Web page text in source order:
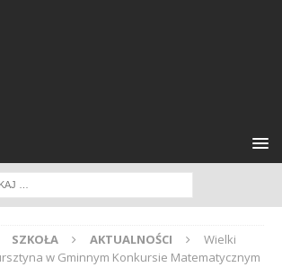
SZKOŁA AKTUALNOŚCI
Wielki
w Gminnym Konkursie Matematycznym